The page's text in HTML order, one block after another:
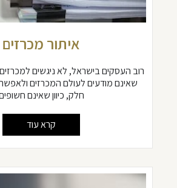
איתור מכרזים
רוב העסקים בישראל, לא ניגשים
שאינם מודעים לעולם המכרזים
חלק, כיוון שאינם
קרא עוד